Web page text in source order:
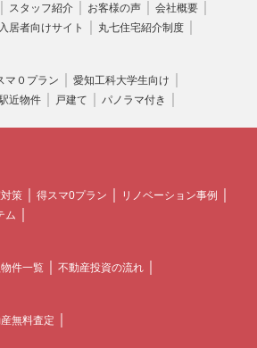
スタッフ紹介 お客様の声
会社概要
入居者向けサイト 丸七住宅紹介制度
マ０プラン
愛知工科大学生向け
近物件 戸建て パノラマ付き
策 得スマ0プラン
リノベーション事例
ム
件一覧 不動産投資の流れ
無料査定